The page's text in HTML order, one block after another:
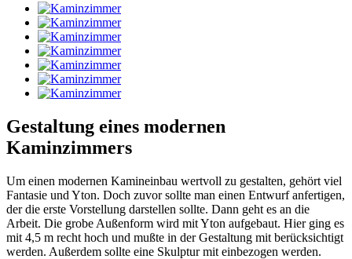
Gestaltung eines modernen
Kaminzimmers
Um einen modernen Kamineinbau wertvoll zu gestalten, gehört viel
Fantasie und Yton. Doch zuvor sollte man einen Entwurf anfertigen,
der die erste Vorstellung darstellen sollte. Dann geht es an die
Arbeit. Die grobe Außenform wird mit Yton aufgebaut. Hier ging es
mit 4,5 m recht hoch und mußte in der Gestaltung mit berücksichtigt
werden. Außerdem sollte eine Skulptur mit einbezogen werden.